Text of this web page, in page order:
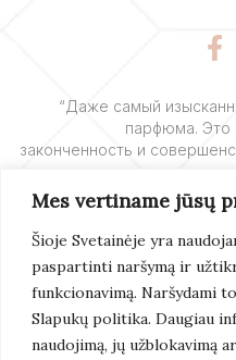
Mes vertiname jūsų
Šioje Svetainėje yra
paspartinti naršymą ir
funkcionavimą. Naršydami
Slapukų politika. Daugiau
naudojimą, jų užblokavimą
F
a
e
b
o
o
k
-
f
“Даже самый
парфюма. Это
законченность и